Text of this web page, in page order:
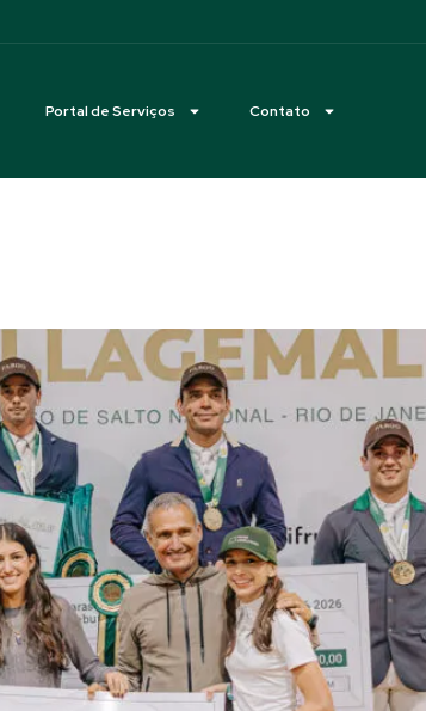
Portal de Serviços Contato